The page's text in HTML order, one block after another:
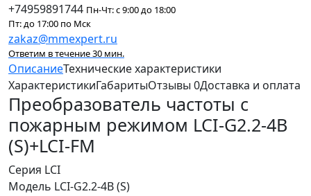
+74959891744 Пн-Чт: с 9:00 до 18:00
Пт: до 17:00 по Мск
zakaz@mmexpert.ru
Ответим в течение 30 мин.
ОписаниеТехнические характеристики
ХарактеристикиГабаритыОтзывы 0Доставка и оплата
Преобразователь частоты с
пожарным режимом LCI-G2.2-4B
(S)+LCI-FM
Серия LCI
Модель LCI-G2.2-4B (S)